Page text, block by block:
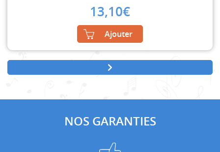
13,10€
Ajouter
NOS GARANTIES